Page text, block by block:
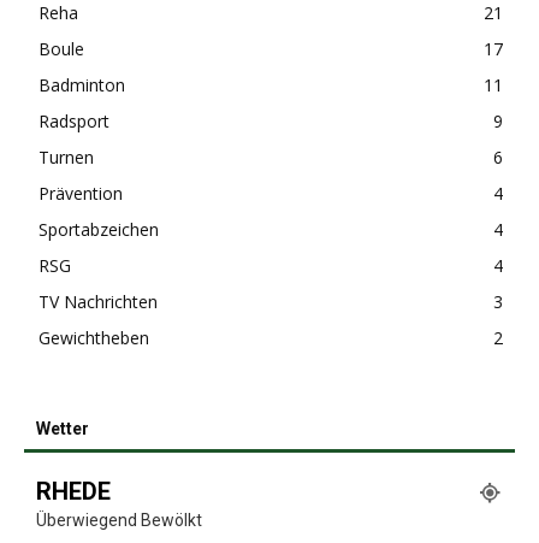
Reha
21
Boule
17
Badminton
11
Radsport
9
Turnen
6
Prävention
4
Sportabzeichen
4
RSG
4
TV Nachrichten
3
Gewichtheben
2
Wetter
RHEDE
Überwiegend Bewölkt